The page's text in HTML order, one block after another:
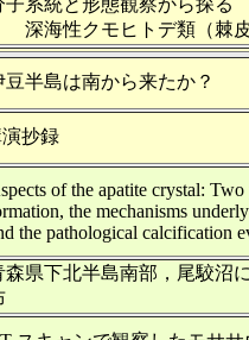
子系統と形態観察から探る
海性クモヒトデ類（棘皮
豆半島は南から来たか？
抄録
of the apatite crystal:
the mechanisms
the pathological calcification
森県下北半島南部，尾駮沼